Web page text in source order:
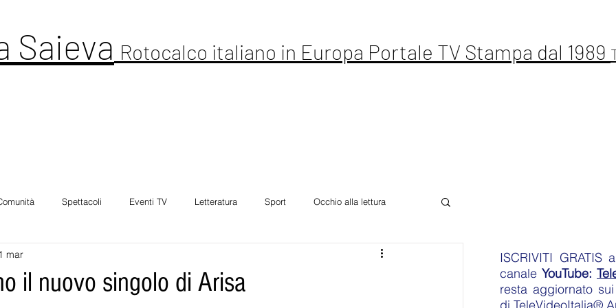
Spettacoli Eventi TV Letteratura Sport Occhio alla lettura
il nuovo singolo di Arisa
mar ISCRIVITI GRATIS
canale YouTube:
resta aggiornato
Saieva Rotocalco italiano in Europa Portale TV Stampa dal 1989